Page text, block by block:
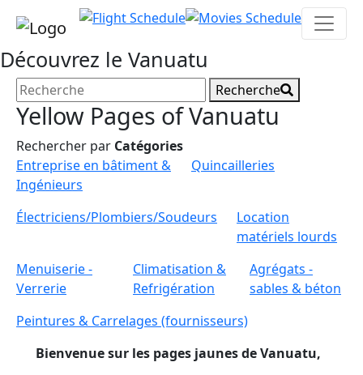
Découvrez le Vanuatu
Recherche
Yellow Pages of Vanuatu
Rechercher par Catégories
Entreprise en bâtiment &
Ingénieurs
Quincailleries
Électriciens/Plombiers/Soudeurs
Location
matériels lourds
Menuiserie -
Verrerie
Climatisation &
Refrigération
Agrégats -
sables & béton
Peintures & Carrelages (fournisseurs)
Bienvenue sur les pages jaunes de Vanuatu,